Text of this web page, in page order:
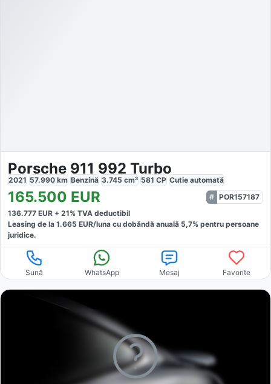
Porsche 911 992 Turbo
2021 57.990 km Benzină 3.745 cm³ 581 CP Cutie automată
165.500 EUR
POR157187
136.777 EUR + 21% TVA deductibil
Leasing de la 1.665 EUR/luna cu dobăndă anuală 5,7% pentru persoane
juridice.
Sună WhatsApp Mesaj Favorite